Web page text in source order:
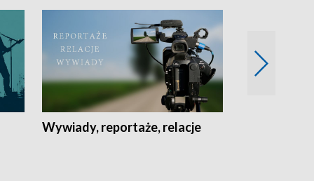
Wywiady, reportaże, relacje